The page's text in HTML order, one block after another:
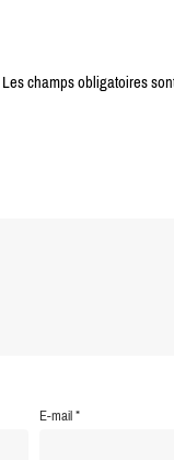
Les champs obligatoires
E-mail*